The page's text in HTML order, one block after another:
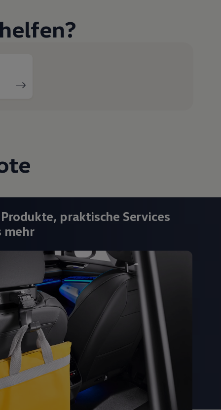
praktische Services
mehr